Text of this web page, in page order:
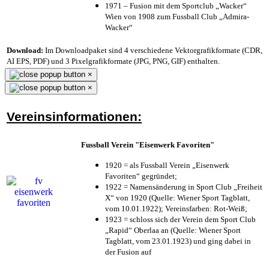
1971 – Fusion mit dem Sportclub „Wacker“
Wien von 1908 zum Fussball Club „Admira-
Wacker“
Download: Im Downloadpaket sind 4 verschiedene Vektorgrafikformate (CDR,
AI EPS, PDF) und 3 Pixelgrafikformate (JPG, PNG, GIF) enthalten.
×
×
Vereinsinformationen:
Fussball Verein "Eisenwerk Favoriten"
1920 = als Fussball Verein „Eisenwerk
Favoriten“ gegründet;
1922 = Namensänderung in Sport Club „Freiheit
X“ von 1920 (Quelle: Wiener Sport Tagblatt,
vom 10.01.1922); Vereinsfarben: Rot-Weiß;
1923 = schloss sich der Verein dem Sport Club
„Rapid“ Oberlaa an (Quelle: Wiener Sport
Tagblatt, vom 23.01.1923) und ging dabei in
der Fusion auf